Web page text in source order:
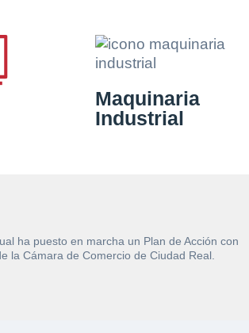
Maquinaria
Industrial
ha puesto en marcha un Plan de Acción con
la Cámara de Comercio de Ciudad Real.